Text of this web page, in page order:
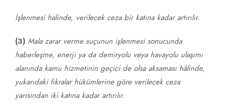
İşlenmesi halinde, verilecek ceza bir katına kadar artırılır.
(3) Mala zarar verme suçunun işlenmesi sonucunda
haberleşme, enerji ya da demiryolu veya havayolu ulaşımı
alanında kamu hizmetinin geçici de olsa aksaması hâlinde,
yukarıdaki fıkralar hükümlerine göre verilecek ceza
yarısından iki katına kadar artırılır.